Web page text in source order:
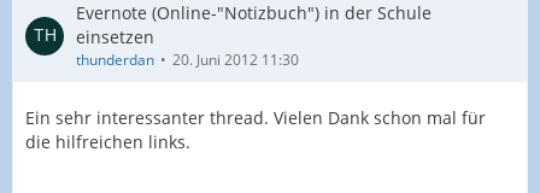
Evernote (Online-"Notizbuch") in der Schule
einsetzen
thunderdan 20. Juni 2012 11:30
Ein sehr interessanter thread. Vielen Dank schon mal für
die hilfreichen links.